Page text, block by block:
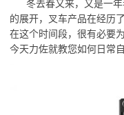
冬去春又来，又是一
的展开，叉车产品在经历
在这个时间段，很有必要
今天力佐就教您如何日常